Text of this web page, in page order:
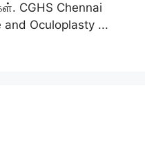
CGHS Chennai
and Oculoplasty ...